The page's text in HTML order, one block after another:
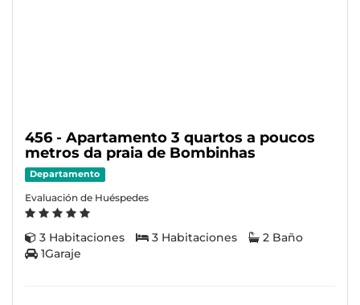
456 - Apartamento 3 quartos a poucos
metros da praia de Bombinhas
Departamento
Evaluación de Huéspedes
3 Habitaciones 3 Habitaciones
2 Baño
1Garaje